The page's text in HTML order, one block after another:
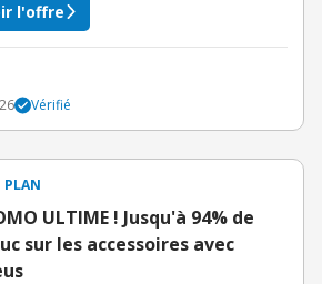
l'offre
Vérifié
PLAN
ULTIME ! Jusqu'à 94% de
sur les accessoires avec